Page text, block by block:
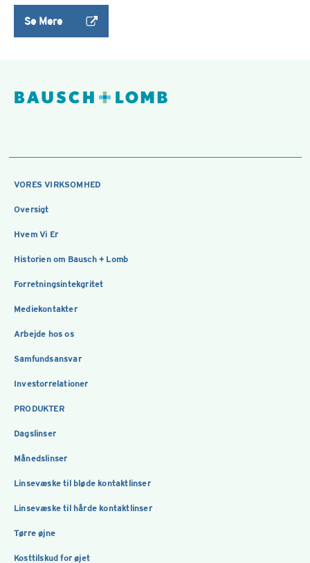
Se Mere
VORES VIRKSOMHED
Oversigt
Hvem Vi Er
Historien om Bausch + Lomb
Forretningsintekgritet
Mediekontakter
Arbejde hos os
Samfundsansvar
Investorrelationer
PRODUKTER
Dagslinser
Månedslinser
Linsevæske til bløde kontaktlinser
Linsevæske til hårde kontaktlinser
Tørre øjne
Kosttilskud for øjet